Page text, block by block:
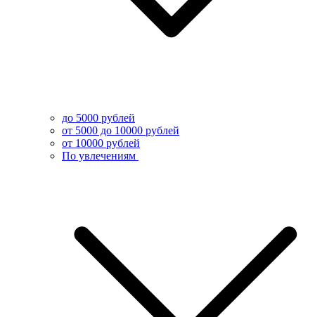
до 5000 рублей
от 5000 до 10000 рублей
от 10000 рублей
По увлечениям